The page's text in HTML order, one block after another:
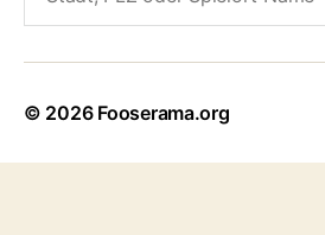
© 2026 Fooserama.org